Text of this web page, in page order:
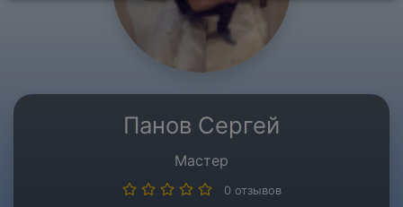
Панов Сергей
Мастер
0 отзывов